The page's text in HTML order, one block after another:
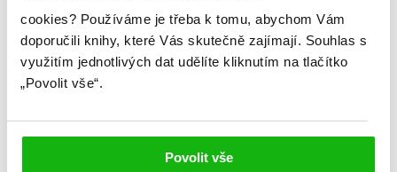
cookies? Používáme je třeba k tomu, abychom Vám
doporučili knihy, které Vás skutečně zajímají. Souhlas s
využitím jednotlivých dat udělíte kliknutím na tlačítko
„Povolit vše“.
Povolit vše
Elizabeth Briggs